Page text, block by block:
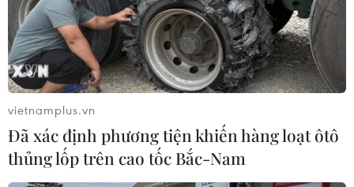
vietnamplus.vn
Đã xác định phương tiện khiến hàng loạt ôtô
thủng lốp trên cao tốc Bắc-Nam